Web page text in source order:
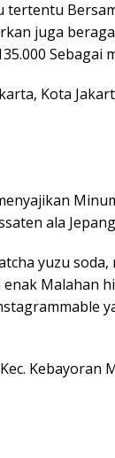
tertentu
juga
Sebagai
Kota
ala
yuzu
Malahan
Kebayoran